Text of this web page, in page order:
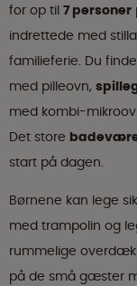
for op til 7 personer
indrettede med
familieferie. Du
med pilleovn,
med kombi-
Det store
start på dagen.
Børnene kan lege
med trampolin og
rummelige
på de små gæster